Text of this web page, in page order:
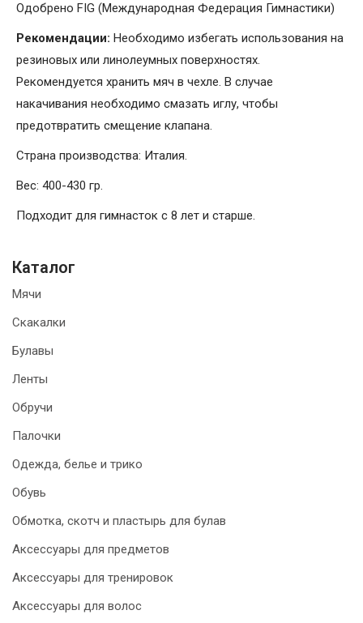
Одобрено FIG (Международная Федерация Гимнастики)
Рекомендации: Необходимо избегать использования на
резиновых или линолеумных поверхностях.
Рекомендуется хранить мяч в чехле. В случае
накачивания необходимо смазать иглу, чтобы
предотвратить смещение клапана.
Страна производства: Италия.
Вес: 400-430 гр.
Подходит для гимнасток с 8 лет и старше.
Каталог
Мячи
Скакалки
Булавы
Ленты
Обручи
Палочки
Одежда, белье и трико
Обувь
Обмотка, скотч и пластырь для булав
Аксессуары для предметов
Аксессуары для тренировок
Аксессуары для волос